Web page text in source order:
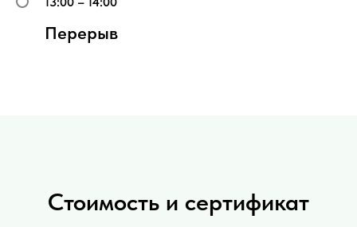
Перерыв
Стоимость и сертификат